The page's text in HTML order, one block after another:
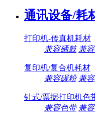
通讯设备/耗
打印机-传真机耗材
兼容硒鼓 兼
复印机/复合机耗材
兼容碳粉 兼
针式/票据打印机色
兼容色带 兼